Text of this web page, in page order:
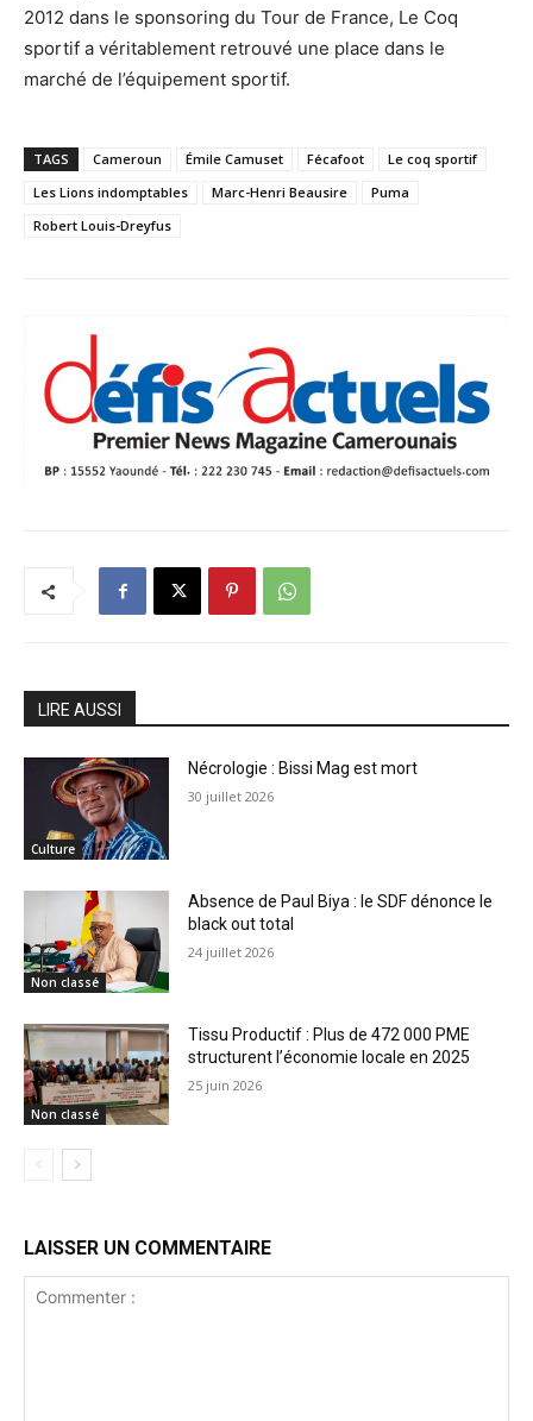
2012 dans le sponsoring du Tour de France, Le Coq
sportif a véritablement retrouvé une place dans le
marché de l’équipement sportif.
TAGS Cameroun Émile Camuset Fécafoot
Le coq sportif
Les Lions indomptables
Marc-Henri Beausire
Puma
Robert Louis-Dreyfus
LIRE AUSSI
Culture
Nécrologie : Bissi Mag est mort
30 juillet 2026
Non classé
Absence de Paul Biya : le SDF dénonce le
black out total
24 juillet 2026
Non classé
Tissu Productif : Plus de 472 000 PME
structurent l’économie locale en 2025
25 juin 2026
LAISSER UN COMMENTAIRE